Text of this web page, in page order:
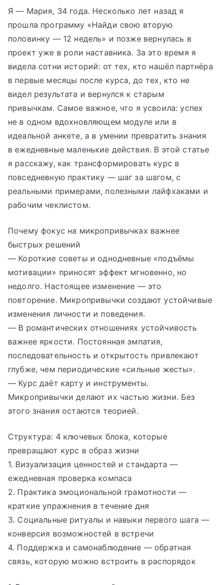
Я — Мария, 34 года. Несколько лет назад я
прошла программу «Найди свою вторую
половинку — 12 недель» и позже вернулась в
проект уже в роли наставника. За это время я
видела сотни историй: от тех, кто нашёл партнёра
в первые месяцы после курса, до тех, кто не
видел результата и вернулся к старым
привычкам. Самое важное, что я усвоила: успех
не в одном вдохновляющем модуле или в
идеальной анкете, а в умении превратить знания
в ежедневные маленькие действия. В этой статье
я расскажу, как трансформировать курс в
повседневную практику — шаг за шагом, с
реальными примерами, полезными лайфхаками и
рабочим чеклистом.
Почему фокус на микропривычках важнее
быстрых решений
— Короткие советы и однодневные «подъёмы
мотивации» приносят эффект мгновенно, но
недолго. Настоящее изменение — это
повторение. Микропривычки создают устойчивые
изменения личности и поведения.
— В романтических отношениях устойчивость
важнее яркости. Постоянная эмпатия,
последовательность и открытость привлекают
глубже, чем периодические «сильные жесты».
— Курс даёт карту и инструменты.
Микропривычки делают их частью жизни. Без
этого знания остаются теорией.
Структура: 4 ключевых блока, которые
превращают курс в образ жизни
1. Визуализация ценностей и стандарта —
ежедневная проверка компаса
2. Практика эмоциональной грамотности —
краткие упражнения в течение дня
3. Социальные ритуалы и навыки первого шага —
конверсия возможностей в встречи
4. Поддержка и самонаблюдение — обратная
связь, которую можно встроить в распорядок